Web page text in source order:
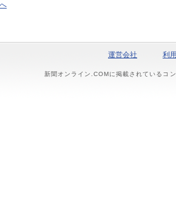
運営会社 利
新聞オンライン.COMに掲載されているコ